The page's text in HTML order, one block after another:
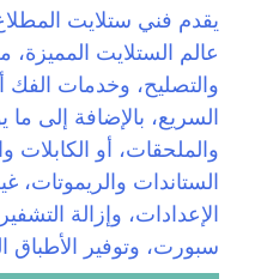
يقدم فني ستلايت
عالم الستلايت
والتصليح، وخدمات الفك
السريع، بالإضافة إلى
والملحقات، أو الكابلات
الستاندات
الإعدادات، وإزالة
سبورت، وتوفير الأطباق